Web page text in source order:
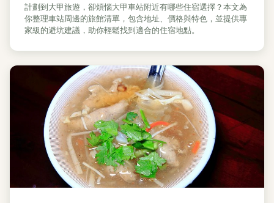
計劃到大甲旅遊，卻煩惱大甲車站附近有哪些住宿選擇？本文為
你整理車站周邊的旅館清單，包含地址、價格與特色，並提供專
家級的避坑建議，助你輕鬆找到適合的住宿地點。